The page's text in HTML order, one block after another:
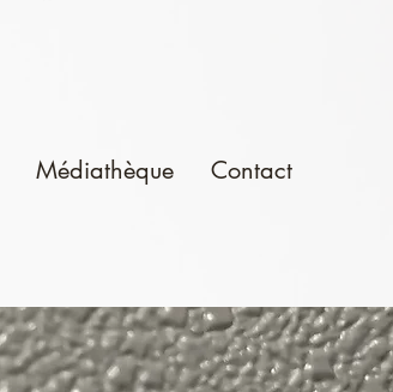
Médiathèque Contact